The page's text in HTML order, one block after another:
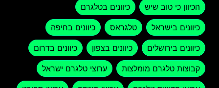
הכיוון כי טוב שיש כיוונים בטלגרם
כיוונים בישראל טלגראס כיוונים בחיפה
כיוונים בירושלים כיוונים בצפון כיוונים בדרום
קבוצות טלגרם מומלצות ערוצי טלגרם ישראל